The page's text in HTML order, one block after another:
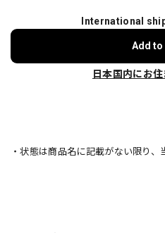
International
Add
日本国内にお
・状態は商品名に記載がない限り、